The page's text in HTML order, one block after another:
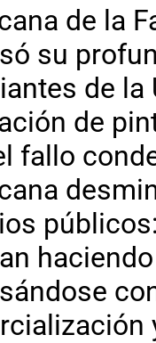
de la
su
de la
de
fallo